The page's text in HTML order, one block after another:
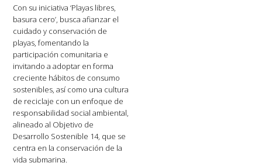
Con su iniciativa ‘Playas libres,
basura cero’, busca afianzar el
cuidado y conservación de
playas, fomentando la
participación comunitaria e
invitando a adoptar en forma
creciente hábitos de consumo
sostenibles, así como una cultura
de reciclaje con un enfoque de
responsabilidad social ambiental,
alineado al Objetivo de
Desarrollo Sostenible 14, que se
centra en la conservación de la
vida submarina.